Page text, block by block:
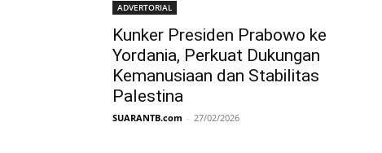
ADVERTORIAL
Kunker Presiden Prabowo ke
Yordania, Perkuat Dukungan
Kemanusiaan dan Stabilitas
Palestina
SUARANTB.com - 27/02/2026